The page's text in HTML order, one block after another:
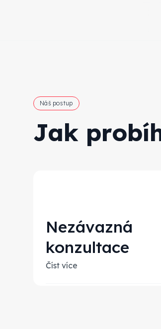
Náš postup
Jak
Nezávazná
konzultace
Číst více